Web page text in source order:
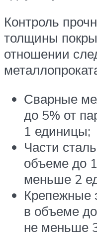
Контроль
толщины
отношении
Сварные
до 5% от
1 единицы;
Части
объеме до
меньше 2
Крепежные
в объеме
не меньше